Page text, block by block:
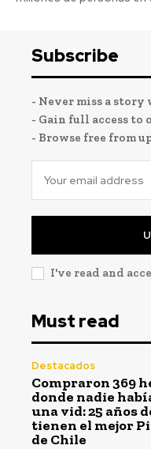
Subscribe
- Never miss a
- Gain full access to
- Browse free from
I've read and
Must read
Destacados
Compraron 369
donde nadie
una vid: 25 años
tienen el mejor
de Chile